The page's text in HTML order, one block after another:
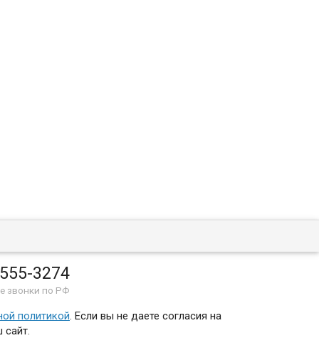
3274
звонки по РФ
политикой . Если вы не даете согласия на